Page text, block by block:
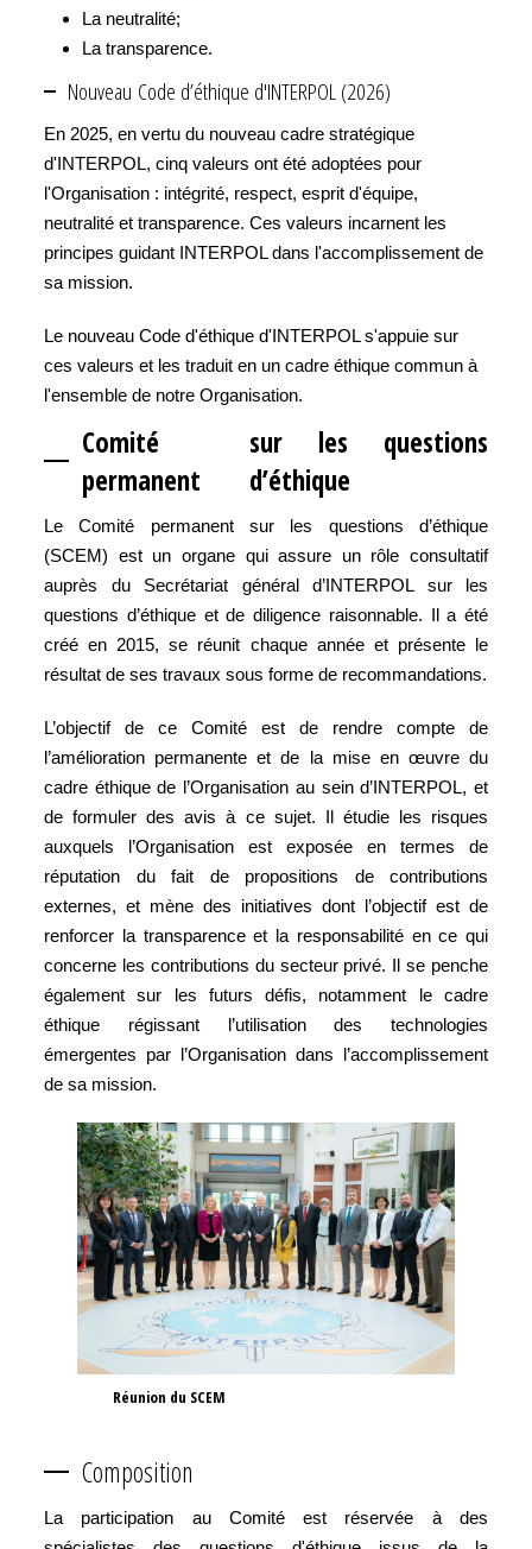
La neutralité;
La transparence.
Nouveau Code d’éthique d'INTERPOL (2026)
En 2025, en vertu du nouveau cadre stratégique
d'INTERPOL, cinq valeurs ont été adoptées pour
l'Organisation : intégrité, respect, esprit d'équipe,
neutralité et transparence. Ces valeurs incarnent les
principes guidant INTERPOL dans l'accomplissement de
sa mission.
Le nouveau Code d'éthique d'INTERPOL s'appuie sur
ces valeurs et les traduit en un cadre éthique commun à
l'ensemble de notre Organisation.
Comité
permanent
sur les questions
d’éthique
Le Comité permanent sur les questions d’éthique
(SCEM) est un organe qui assure un rôle consultatif
auprès du Secrétariat général d’INTERPOL sur les
questions d’éthique et de diligence raisonnable. Il a été
créé en 2015, se réunit chaque année et présente le
résultat de ses travaux sous forme de recommandations.
L’objectif de ce Comité est de rendre compte de
l’amélioration permanente et de la mise en œuvre du
cadre éthique de l’Organisation au sein d’INTERPOL, et
de formuler des avis à ce sujet. Il étudie les risques
auxquels l’Organisation est exposée en termes de
réputation du fait de propositions de contributions
externes, et mène des initiatives dont l’objectif est de
renforcer la transparence et la responsabilité en ce qui
concerne les contributions du secteur privé. Il se penche
également sur les futurs défis, notamment le cadre
éthique régissant l’utilisation des technologies
émergentes par l’Organisation dans l’accomplissement
de sa mission.
Réunion du SCEM
Composition
La participation au Comité est réservée à des